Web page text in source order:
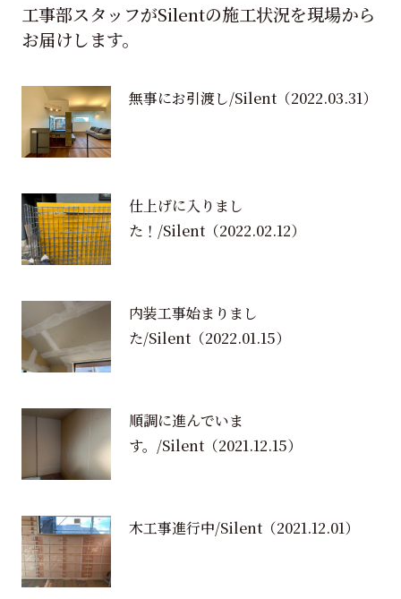
工事部スタッフがSilentの施工状況を現場から
お届けします。
無事にお引渡し/Silent（2022.03.31）
仕上げに入りまし
た！/Silent（2022.02.12）
内装工事始まりまし
た/Silent（2022.01.15）
順調に進んでいま
す。/Silent（2021.12.15）
木工事進行中/Silent（2021.12.01）